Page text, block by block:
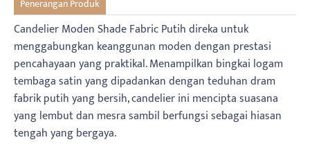
Penerangan Produk
Candelier Moden Shade Fabric Putih direka untuk
menggabungkan keanggunan moden dengan prestasi
pencahayaan yang praktikal. Menampilkan bingkai logam
tembaga satin yang dipadankan dengan teduhan dram
fabrik putih yang bersih, candelier ini mencipta suasana
yang lembut dan mesra sambil berfungsi sebagai hiasan
tengah yang bergaya.